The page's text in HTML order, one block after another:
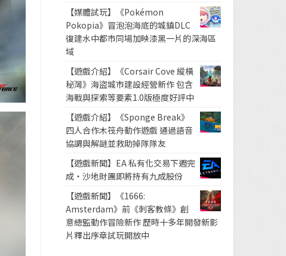
【媒體試玩】《Pokémon
Pokopia》冒泡泡海底的城鎮DLC
復建水中都市同場加映漆黑一片的深海區
域
【遊戲介紹】《Corsair Cove 縱橫
秘灣》海盜城市建設經營新作 包含
海戰與探索等要素1.0版極度好評中
【遊戲介紹】《Sponge Break》
四人合作木筏舟動作遊戲 通過語音
協調與解謎並救助掉隊隊友
【遊戲新聞】EA 私有化交易下週完
成・沙地財團即將持有九成股份
【遊戲新聞】《1666:
Amsterdam》前《刺客教條》創
意總監動作冒險新作 歷時十多年開發新影
片釋出序章試玩開放中